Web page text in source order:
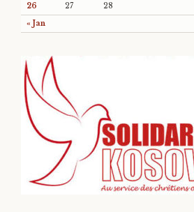
« Jan
26
27 28